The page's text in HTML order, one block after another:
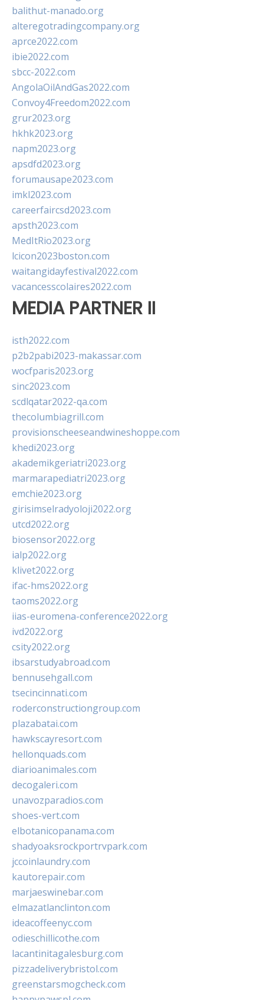
balithut-manado.org
alteregotradingcompany.org
aprce2022.com
ibie2022.com
sbcc-2022.com
AngolaOilAndGas2022.com
Convoy4Freedom2022.com
grur2023.org
hkhk2023.org
napm2023.org
apsdfd2023.org
forumausape2023.com
imkl2023.com
careerfaircsd2023.com
apsth2023.com
MedItRio2023.org
lcicon2023boston.com
waitangidayfestival2022.com
vacancesscolaires2022.com
MEDIA PARTNER II
isth2022.com
p2b2pabi2023-makassar.com
wocfparis2023.org
sinc2023.com
scdlqatar2022-qa.com
thecolumbiagrill.com
provisionscheeseandwineshoppe.com
khedi2023.org
akademikgeriatri2023.org
marmarapediatri2023.org
emchie2023.org
girisimselradyoloji2022.org
utcd2022.org
biosensor2022.org
ialp2022.org
klivet2022.org
ifac-hms2022.org
taoms2022.org
iias-euromena-conference2022.org
ivd2022.org
csity2022.org
ibsarstudyabroad.com
bennusehgall.com
tsecincinnati.com
roderconstructiongroup.com
plazabatai.com
hawkscayresort.com
hellonquads.com
diarioanimales.com
decogaleri.com
unavozparadios.com
shoes-vert.com
elbotanicopanama.com
shadyoaksrockportrvpark.com
jccoinlaundry.com
kautorepair.com
marjaeswinebar.com
elmazatlanclinton.com
ideacoffeenyc.com
odieschillicothe.com
lacantinitagalesburg.com
pizzadeliverybristol.com
greenstarsmogcheck.com